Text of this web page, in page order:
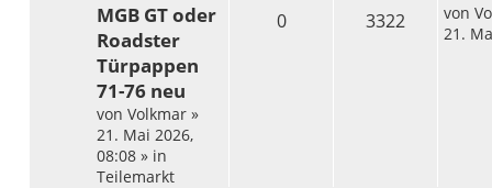
MGB GT oder
Roadster
Türpappen
71-76 neu
von Volkmar »
21. Mai 2026,
08:08 » in
Teilemarkt
0 3322 von
21.